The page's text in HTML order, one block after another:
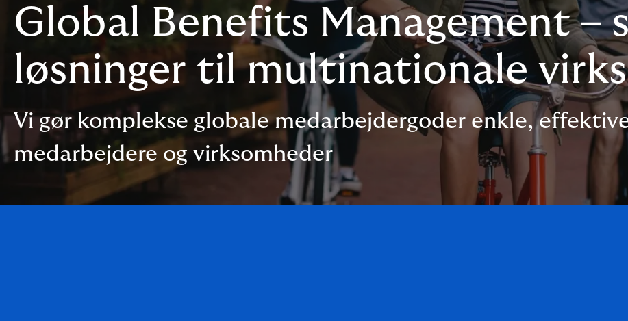
Global Benefits Management –
løsninger til multinationale
Vi gør komplekse globale medarbejdergoder enkle,
medarbejdere og virksomheder